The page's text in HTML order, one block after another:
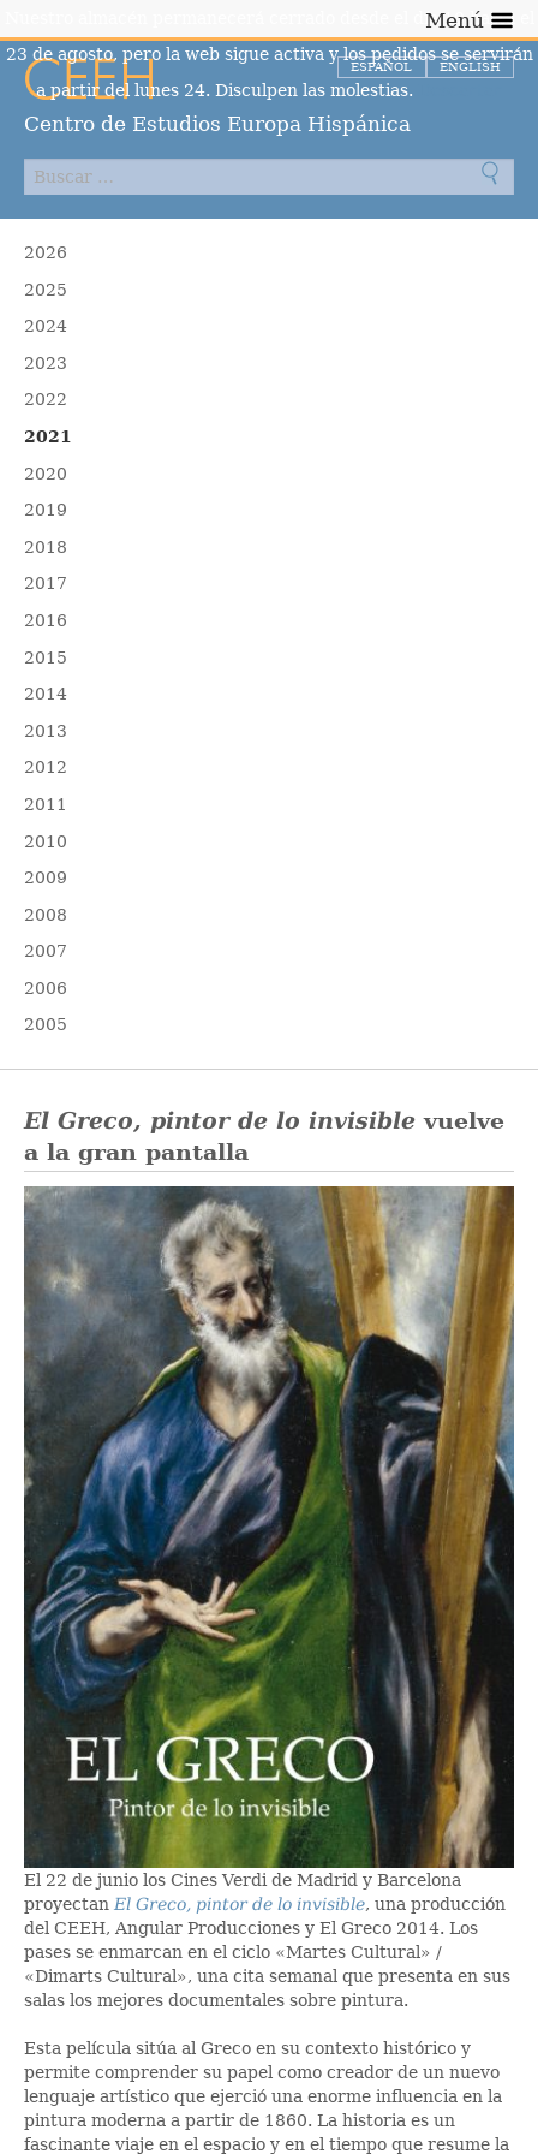
Centro de Estudios Europa Hispánica
ESPAÑOL ENGLISH
Menú
2026
2025
2024
2023
2022
2021
2020
2019
2018
2017
2016
2015
2014
2013
2012
2011
2010
2009
2008
2007
2006
2005
El Greco, pintor de lo invisible vuelve
a la gran pantalla
El 22 de junio los Cines Verdi de Madrid y Barcelona
proyectan El Greco, pintor de lo invisible, una producción
del CEEH, Angular Producciones y El Greco 2014. Los
pases se enmarcan en el ciclo «Martes Cultural» /
«Dimarts Cultural», una cita semanal que presenta en sus
salas los mejores documentales sobre pintura.
Esta película sitúa al Greco en su contexto histórico y
permite comprender su papel como creador de un nuevo
lenguaje artístico que ejerció una enorme influencia en la
pintura moderna a partir de 1860. La historia es un
fascinante viaje en el espacio y en el tiempo que resume la
Nuestro almacén permanecerá cerrado desde el día 10 hasta el
23 de agosto, pero la web sigue activa y los pedidos se servirán
a partir del lunes 24. Disculpen las molestias.